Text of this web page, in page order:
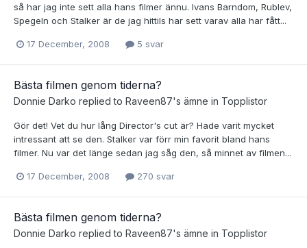
så har jag inte sett alla hans filmer ännu. Ivans Barndom, Rublev,
Spegeln och Stalker är de jag hittils har sett varav alla har fått...
17 December, 2008 5 svar
Bästa filmen genom tiderna?
Donnie Darko replied to Raveen87's ämne in Topplistor
Gör det! Vet du hur lång Director's cut är? Hade varit mycket
intressant att se den. Stalker var förr min favorit bland hans
filmer. Nu var det länge sedan jag såg den, så minnet av filmen...
17 December, 2008 270 svar
Bästa filmen genom tiderna?
Donnie Darko replied to Raveen87's ämne in Topplistor